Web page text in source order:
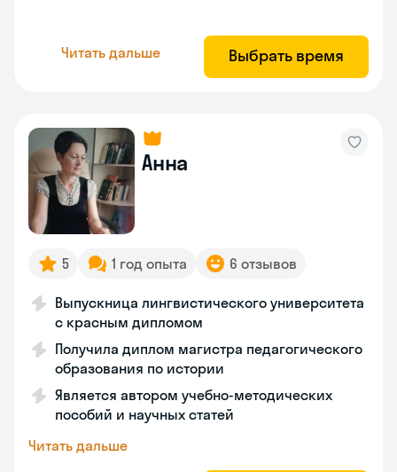
Читать дальше Выбрать время
Анна
5 1 год опыта 6 отзывов
Выпускница лингвистического университета
с красным дипломом
Получила диплом магистра педагогического
образования по истории
Является автором учебно-методических
пособий и научных статей
Читать дальше